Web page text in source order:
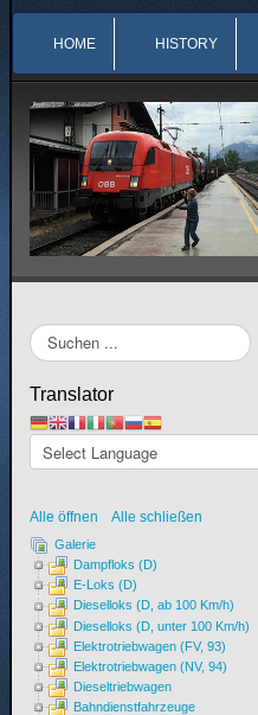
HOME HISTORY
Suchen
...
Translator
Alle öffnen Alle schließen
Galerie
Dampfloks (D)
E-Loks (D)
Dieselloks (D, ab 100 Km/h)
Dieselloks (D, unter 100 Km/h)
Elektrotriebwagen (FV, 93)
Elektrotriebwagen (NV, 94)
Dieseltriebwagen
Bahndienstfahrzeuge